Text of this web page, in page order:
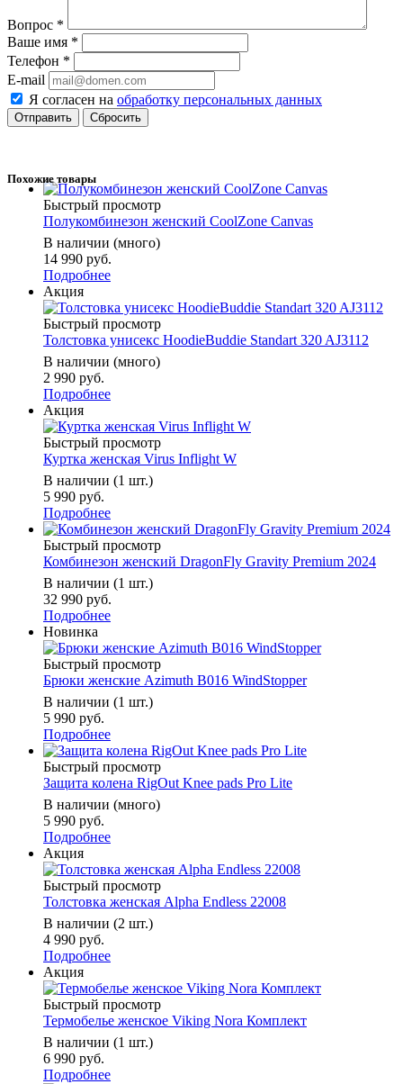
Вопрос *
Ваше имя *
Телефон *
E-mail
Я согласен на обработку персональных данных
Сбросить
Похожие товары
Быстрый просмотр
Полукомбинезон женский CoolZone Canvas
В наличии (много)
14 990 руб.
Подробнее
Акция
Быстрый просмотр
Толстовка унисекс HoodieBuddie Standart 320 AJ3112
В наличии (много)
2 990 руб.
Подробнее
Акция
Быстрый просмотр
Куртка женская Virus Inflight W
В наличии (1 шт.)
5 990 руб.
Подробнее
Быстрый просмотр
Комбинезон женский DragonFly Gravity Premium 2024
В наличии (1 шт.)
32 990 руб.
Подробнее
Новинка
Быстрый просмотр
Брюки женские Azimuth B016 WindStopper
В наличии (1 шт.)
5 990 руб.
Подробнее
Быстрый просмотр
Защита колена RigOut Knee pads Pro Lite
В наличии (много)
5 990 руб.
Подробнее
Акция
Быстрый просмотр
Толстовка женская Alpha Endless 22008
В наличии (2 шт.)
4 990 руб.
Подробнее
Акция
Быстрый просмотр
Термобелье женское Viking Nora Комплект
В наличии (1 шт.)
6 990 руб.
Подробнее